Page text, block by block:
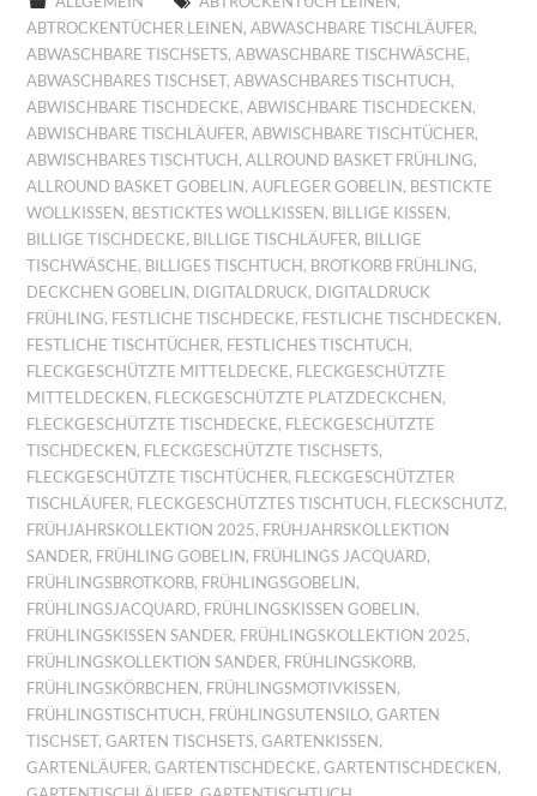
ABTROCKENTÜCHER LEINEN ,ABWASCHBARE TISCHLÄUFER,
ABWASCHBARE TISCHSETS,ABWASCHBARE TISCHWÄSCHE,
ABWASCHBARES TISCHSET,ABWASCHBARES TISCHTUCH ,
ABWISCHBARE TISCHDECKE,ABWISCHBARE TISCHDECKEN ,
ABWISCHBARE TISCHLÄUFER,ABWISCHBARE TISCHTÜCHER,
ABWISCHBARES TISCHTUCH ,ALLROUND BASKET FRÜHLING,
ALLROUND BASKET GOBELIN ,AUFLEGER GOBELIN , BESTICKTE
WOLLKISSEN , BESTICKTES WOLLKISSEN , BILLIGE KISSEN ,
BILLIGE TISCHDECKE, BILLIGE TISCHLÄUFER, BILLIGE
TISCHWÄSCHE, BILLIGES TISCHTUCH , BROTKORB FRÜHLING,
DECKCHEN GOBELIN , DIGITALDRUCK, DIGITALDRUCK
FRÜHLING, FESTLICHE TISCHDECKE, FESTLICHE TISCHDECKEN ,
FESTLICHE TISCHTÜCHER, FESTLICHES TISCHTUCH ,
FLECKGESCHÜTZTE MITTELDECKE, FLECKGESCHÜTZTE
MITTELDECKEN , FLECKGESCHÜTZTE PLATZDECKCHEN ,
FLECKGESCHÜTZTE TISCHDECKE, FLECKGESCHÜTZTE
TISCHDECKEN , FLECKGESCHÜTZTE TISCHSETS,
FLECKGESCHÜTZTE TISCHTÜCHER, FLECKGESCHÜTZTER
TISCHLÄUFER, FLECKGESCHÜTZTES TISCHTUCH , FLECKSCHUTZ,
FRÜHJAHRSKOLLEKTION 2025, FRÜHJAHRSKOLLEKTION
SANDER, FRÜHLING GOBELIN , FRÜHLINGS JACQUARD,
FRÜHLINGSBROTKORB, FRÜHLINGSGOBELIN ,
FRÜHLINGSJACQUARD, FRÜHLINGSKISSEN GOBELIN ,
FRÜHLINGSKISSEN SANDER, FRÜHLINGSKOLLEKTION 2025,
FRÜHLINGSKOLLEKTION SANDER, FRÜHLINGSKORB,
FRÜHLINGSKÖRBCHEN , FRÜHLINGSMOTIVKISSEN ,
FRÜHLINGSTISCHTUCH , FRÜHLINGSUTENSILO,GARTEN
TISCHSET,GARTEN TISCHSETS,GARTENKISSEN ,
GARTENLÄUFER,GARTENTISCHDECKE,GARTENTISCHDECKEN ,